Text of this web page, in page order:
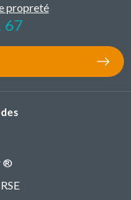
propreté
67
®